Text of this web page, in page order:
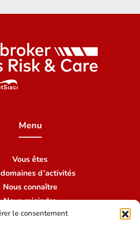
le consentement
Menu
Vous êtes
d’activités
Nous connaître
Nous rejoindre
Nous contacter